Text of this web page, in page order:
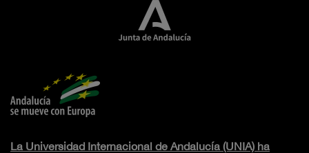
La Universidad Internacional de Andalucía (UNIA) ha